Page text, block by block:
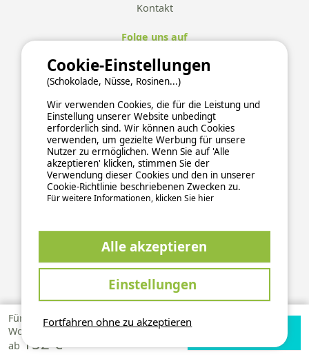
Für 1
Woche
ab 152 €
Verfügbarkeiten
Kontakt
Folge uns auf
Unsere Partner
ALLGEMEINE NUTZUNGSBEDINGUNGEN
COOKIES
Sichere und zuverlässige Zahlungsabwicklung
Fortfahren ohne zu akzeptieren
Cookie-Einstellungen
(Schokolade, Nüsse, Rosinen...)
Wir verwenden Cookies, die für die Leistung und
Einstellung unserer Website unbedingt
erforderlich sind. Wir können auch Cookies
verwenden, um gezielte Werbung für unsere
Nutzer zu ermöglichen. Wenn Sie auf 'Alle
akzeptieren' klicken, stimmen Sie der
Verwendung dieser Cookies und den in unserer
Cookie-Richtlinie beschriebenen Zwecken zu.
Für weitere Informationen, klicken Sie hier
Alle akzeptieren
Einstellungen